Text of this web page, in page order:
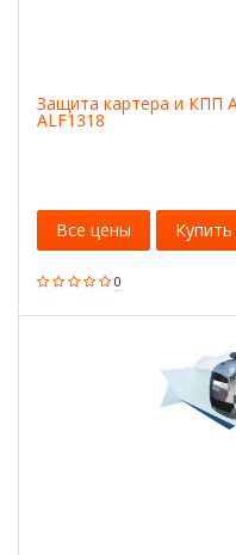
Защита картера и КПП
ALF1318
0
Все цены Купить